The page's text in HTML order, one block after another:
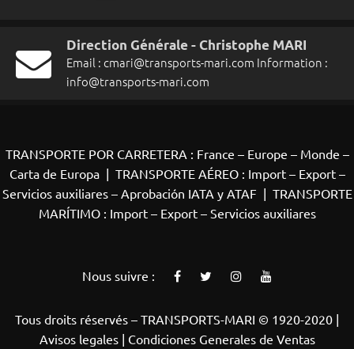
Direction Générale - Christophe MARI
Email : cmari@transports-mari.com Information :
info@transports-mari.com
TRANSPORTE POR CARRETERA : France – Europe – Monde –
Carta de Europa
TRANSPORTE AÉREO : Import – Export –
Servicios auxiliares – Aprobación IATA y ATAF
TRANSPORTE
MARÍTIMO : Import – Export – Servicios auxiliares
Nous suivre :
Tous droits réservés – TRANSPORTS-MARI © 1920-2020 |
Avisos legales | Condiciones Generales de Ventas